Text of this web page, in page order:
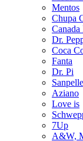
Mentos
Chupa
Dr.
Coca
Fanta
Dr. Pi
Aziano
Love is
7Up
A&W,